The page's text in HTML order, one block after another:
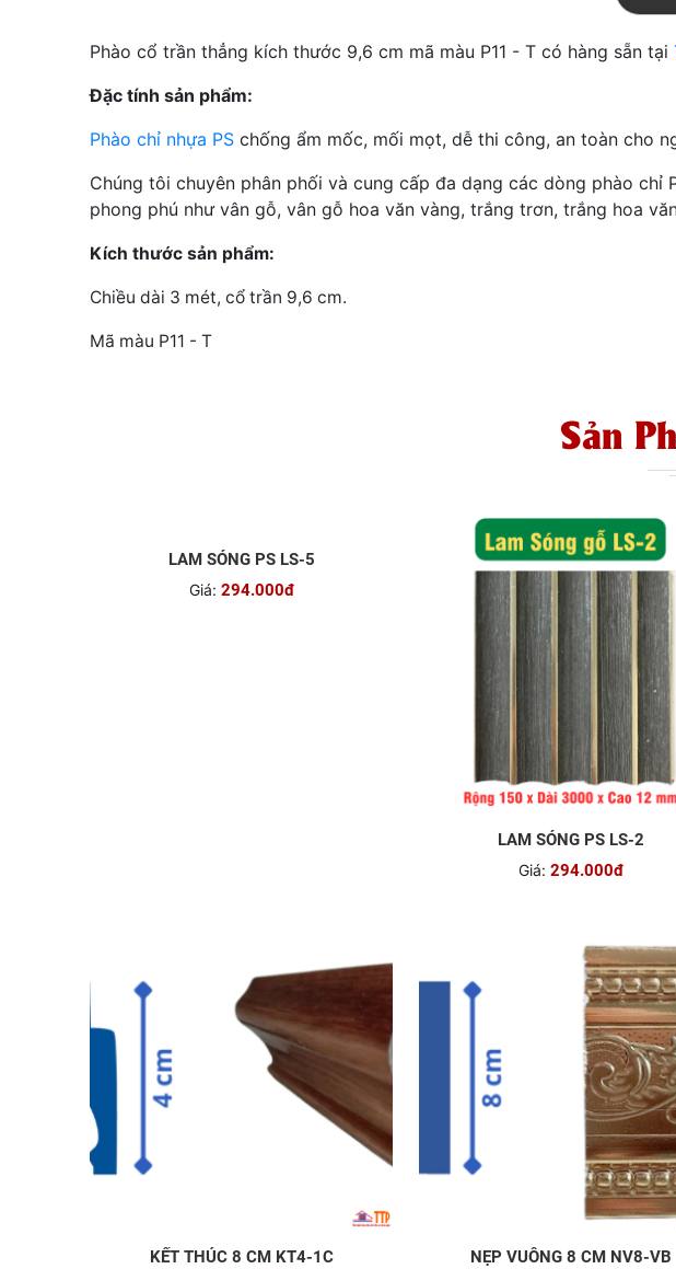
Phào cổ trần thẳng kích thước 9,6 cm mã màu P11 - T có hàng sẵn tại
Đặc tính sản phẩm:
Phào chỉ nhựa PS chống ẩm mốc, mối mọt, dễ thi công, an toàn cho
Chúng tôi chuyên phân phối và cung cấp đa dạng các dòng phào
phong phú như vân gỗ, vân gỗ hoa văn vàng, trắng trơn, trắng hoa
Kích thước sản phẩm:
Chiều dài 3 mét, cổ trần 9,6 cm.
Mã màu P11 - T
Sản
LAM SÓNG PS LS-2
Giá: 294.000đ
KẾT THÚC 8 CM KT4-1C NẸP VUÔNG 8 CM NV8-VB